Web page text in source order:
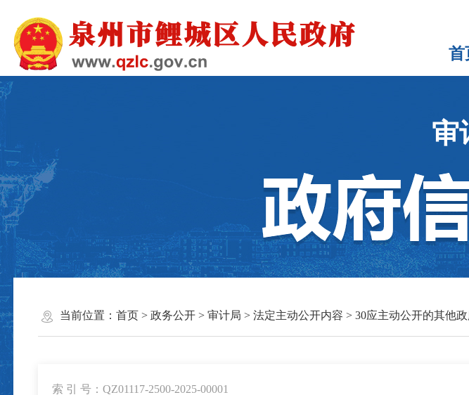
首
审
当前位置： 首页> 政务公开> 审计局 > 法定主动公开内容 > 30应主动公开的其他
索 引 号：QZ01117-2500-2025-00001